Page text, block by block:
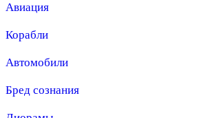
Авиация
Корабли
Автомобили
Бред сознания